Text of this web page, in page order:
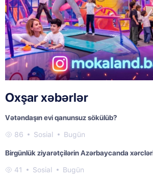
Oxşar xəbərlər
Vətəndaşın evi qanunsuz sökülüb?
86 Sosial Bugün
Birgünlük ziyarətçilərin Azərbaycanda
41 Sosial Bugün